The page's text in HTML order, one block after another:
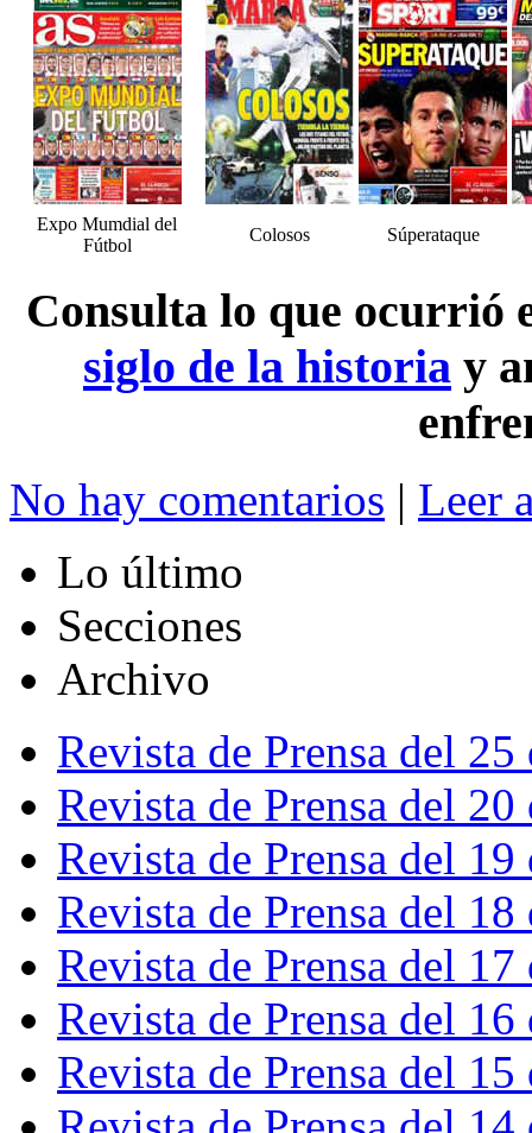
Expo Mumdial del
Fútbol
Colosos Súperataque
Consulta lo que ocurrió
siglo de la historia y
No hay comentarios | Leer
Lo último
Secciones
Archivo
Revista de Prensa del
Revista de Prensa del
Revista de Prensa del
Revista de Prensa del
Revista de Prensa del
Revista de Prensa del
Revista de Prensa del